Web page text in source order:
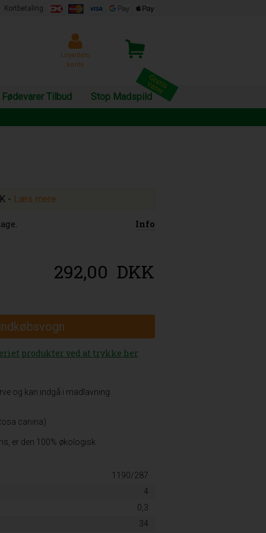
Kortbetaling
Loyalitets
konto
Fødevarer Tilbud Stop Madspild
- Læs mere
Info
292,00 DKK
produkter ved at trykke her
og kan indgå i madlavning.
canina)
er den 100% økologisk
1190/287
4
0,3
34